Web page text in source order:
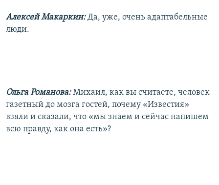
Алексей Макаркин: Да, уже, очень адаптабельные
люди.
Ольга Романова: Михаил, как вы считаете, человек
газетный до мозга гостей, почему «Известия»
взяли и сказали, что «мы знаем и сейчас напишем
всю правду, как она есть»?